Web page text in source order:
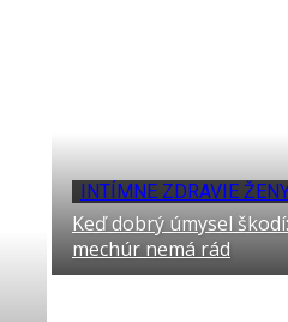
INTÍMNE ZDRAVIE
Keď dobrý úmysel
mechúr nemá rád